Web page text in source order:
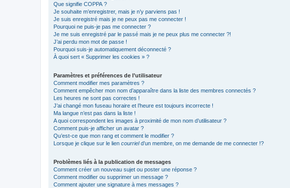
Que signifie COPPA ?
Je souhaite m’enregistrer, mais je n’y parviens pas !
Je suis enregistré mais je ne peux pas me connecter !
Pourquoi ne puis-je pas me connecter ?
Je me suis enregistré par le passé mais je ne peux plus me connecter ?!
J’ai perdu mon mot de passe !
Pourquoi suis-je automatiquement déconnecté ?
À quoi sert « Supprimer les cookies » ?
Paramètres et préférences de l’utilisateur
Comment modifier mes paramètres ?
Comment empêcher mon nom d’apparaître dans la liste des membres connectés ?
Les heures ne sont pas correctes !
J’ai changé mon fuseau horaire et l’heure est toujours incorrecte !
Ma langue n’est pas dans la liste !
A quoi correspondent les images à proximité de mon nom d’utilisateur ?
Comment puis-je afficher un avatar ?
Qu’est-ce que mon rang et comment le modifier ?
Lorsque je clique sur le lien courrield’un membre, on me demande de me connecter !?
Problèmes liés à la publication de messages
Comment créer un nouveau sujet ou poster une réponse ?
Comment modifier ou supprimer un message ?
Comment ajouter une signature à mes messages ?